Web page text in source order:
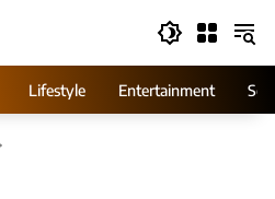
Lifestyle Entertainment